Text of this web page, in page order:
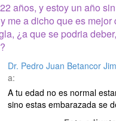
años, y estoy un año
me a dicho que es mejor
¿a que se podria
Dr. Pedro Juan Betancor
a:
A tu edad no es normal
sino estas embarazada se